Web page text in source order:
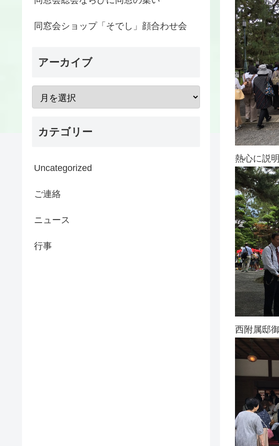
熱心に説
西附属邸
同窓会ショップ「そでし」顔合わせ会
アーカイブ
カテゴリー
Uncategorized
ご連絡
ニュース
行事